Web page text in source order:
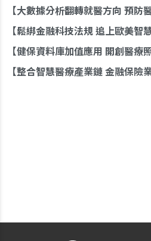
大數據分析翻轉就醫方向 預防
鬆綁金融科技法規 追上歐美智
健保資料庫加值應用 開創醫療
整合智慧醫療產業鏈 金融保險